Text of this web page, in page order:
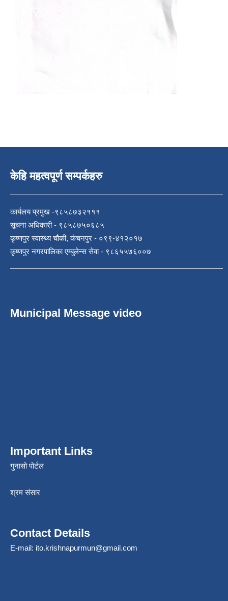
केहि महत्वपूर्ण सम्पर्कहरु
कार्यलय प्रमुख -९८५८७३२१११
सूचना अधिकारी - ९८५८७५०६८५
कृष्णपुर स्वास्थ्य चौकी, कंचनपुर - ०९९-४१२०१७
कृष्णपुर नगरपालिका एम्बुलेन्स सेवा - ९८६५५७६००७
Municipal Message video
Important Links
गुनासो पोर्टल
श्रम संसार
Contact Details
E-mail: ito.krishnapurmun@gmail.com